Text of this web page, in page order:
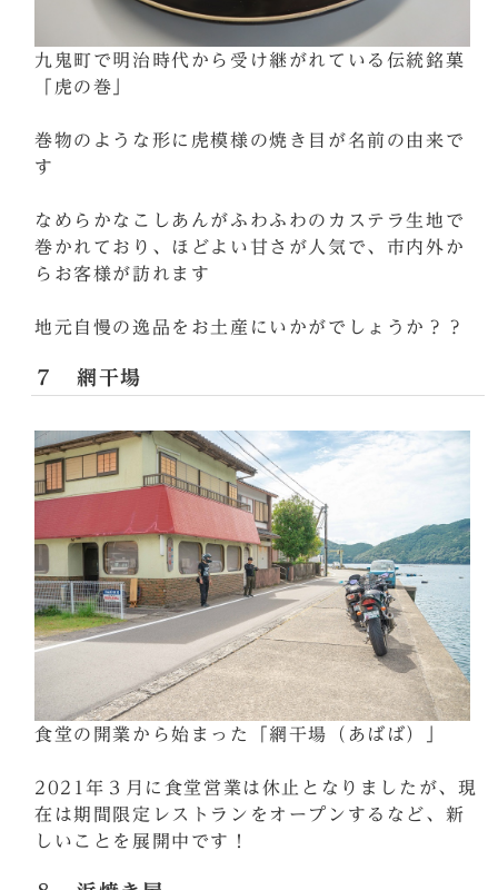
九鬼町で明治時代から受け継がれている伝統銘菓
「虎の巻」
巻物のような形に虎模様の焼き目が名前の由来で
す
なめらかなこしあんがふわふわのカステラ生地で
巻かれており、ほどよい甘さが人気で、市内外か
らお客様が訪れます
地元自慢の逸品をお土産にいかがでしょうか？？
７ 網干場
食堂の開業から始まった「網干場（あばば）」
2021年３月に食堂営業は休止となりましたが、現
在は期間限定レストランをオープンするなど、新
しいことを展開中です！